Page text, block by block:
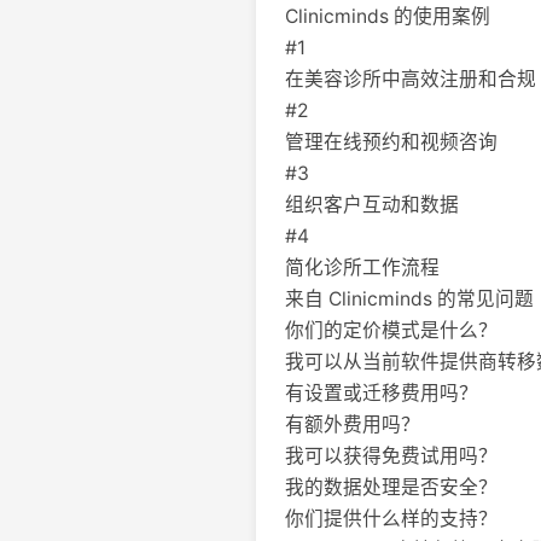
Clinicminds 的使用案例
#1
在美容诊所中高效注册和合规
#2
管理在线预约和视频咨询
#3
组织客户互动和数据
#4
简化诊所工作流程
来自 Clinicminds 的常见问题
你们的定价模式是什么？
我可以从当前软件提供商转
有设置或迁移费用吗？
有额外费用吗？
我可以获得免费试用吗？
我的数据处理是否安全？
你们提供什么样的支持？